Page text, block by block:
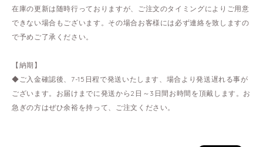
在庫の更新は随時行っておりますが、ご注文のタイミングによりご用意
できない場合もございます。その場合お客様には必ず連絡を致しますの
で予めご了承ください。
【納期】
◆ご入金確認後、7-15日程で発送いたします、場合より発送遅れる事が
ございます。お届けまでに発送から2日～3日間お時間を頂戴します。お
急ぎの方はぜひ余裕を持って、ご注文ください。